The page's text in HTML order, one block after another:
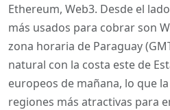
Ethereum, Web3. Desde el
más usados para cobrar son
zona horaria de Paraguay
natural con la costa este de
europeos de mañana, lo que
regiones más atractivas para